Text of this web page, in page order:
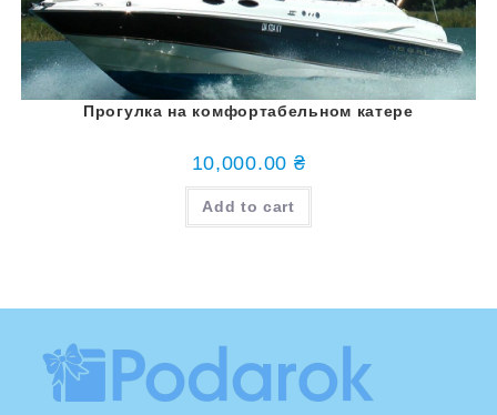
Прогулка на комфортабельном катере
10,000.00 ₴
Add to cart